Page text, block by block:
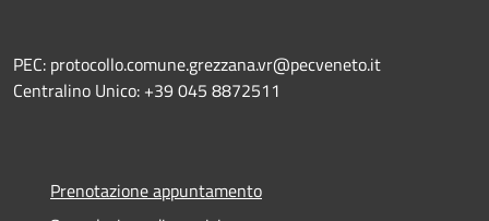
PEC: protocollo.comune.grezzana.vr@pecveneto.it
Centralino Unico: +39 045 8872511
Prenotazione appuntamento